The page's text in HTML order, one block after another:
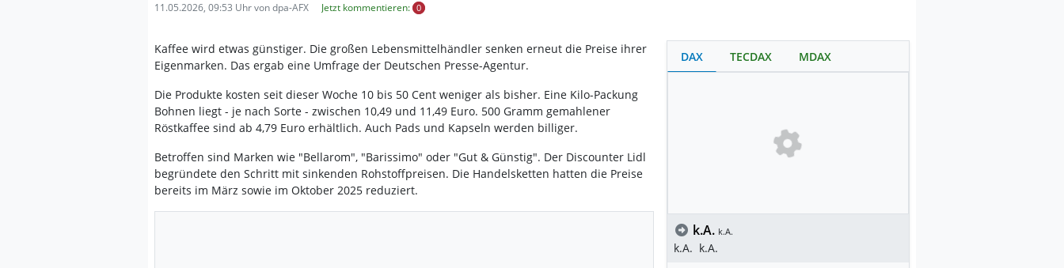
11.05.2026, 09:53 Uhr von dpa-AFX Jetzt kommentieren: 0
Kaffee wird etwas günstiger. Die großen Lebensmittelhändler senken erneut die Preise ihrer
Eigenmarken. Das ergab eine Umfrage der Deutschen Presse-Agentur.
Die Produkte kosten seit dieser Woche 10 bis 50 Cent weniger als bisher. Eine Kilo-Packung
Bohnen liegt - je nach Sorte - zwischen 10,49 und 11,49 Euro. 500 Gramm gemahlener
Röstkaffee sind ab 4,79 Euro erhältlich. Auch Pads und Kapseln werden billiger.
Betroffen sind Marken wie "Bellarom", "Barissimo" oder "Gut & Günstig". Der Discounter Lidl
begründete den Schritt mit sinkenden Rohstoffpreisen. Die Handelsketten hatten die Preise
bereits im März sowie im Oktober 2025 reduziert.
DAX TECDAX MDAX
k.A. k.A.
k.A. k.A.